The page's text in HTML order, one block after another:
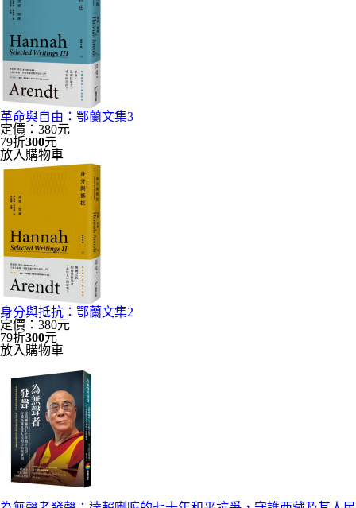
革命與自由：鄂蘭文集3
定價：380元
79折300元
放入購物車
身分與抵抗：鄂蘭文集2
定價：380元
79折300元
放入購物車